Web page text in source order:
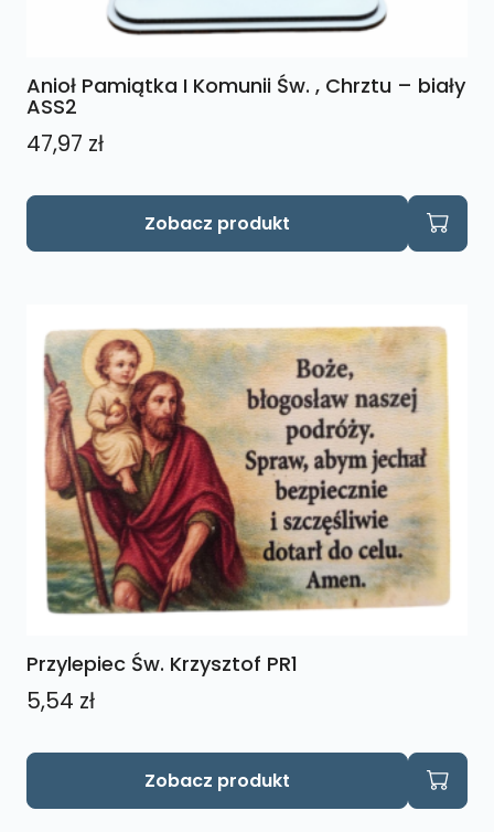
Anioł Pamiątka I Komunii Św. , Chrztu – biały
ASS2
47,97 zł
Zobacz produkt
Przylepiec Św. Krzysztof PR1
5,54 zł
Zobacz produkt